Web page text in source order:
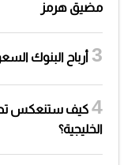
مضيق هرمز
أرباح البنوك السعودية ترتفع
كيف ستنعكس
الخليجية؟